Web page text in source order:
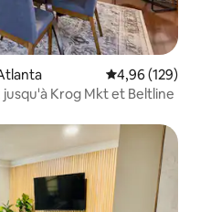
Évaluation
4,96 (129)
Krog Mkt et Beltline
appréciés